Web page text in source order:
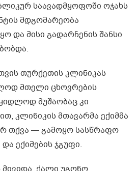
საავადმყოფოში ოჯახს
მდგომარეობა
და მისი გადარჩენის შანსი
თურქეთის კლინიკას
მთელი ცხოვრების
მუშაობაც კი
კლინიკის მთავარმა ექიმმა
თქვა — გამოყო სასწრაფო
ექიმების ჯგუფი.